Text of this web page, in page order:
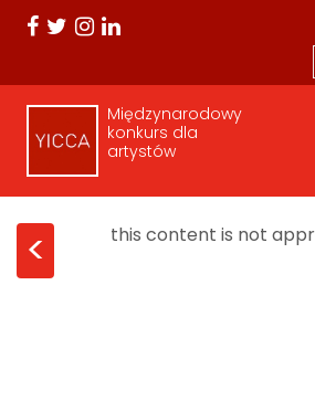
Międzynarodowy
konkurs dla
artystów
< this content is not